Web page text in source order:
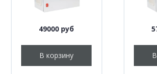
49000 руб
В корзину